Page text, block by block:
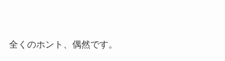
全くのホント、偶然です。